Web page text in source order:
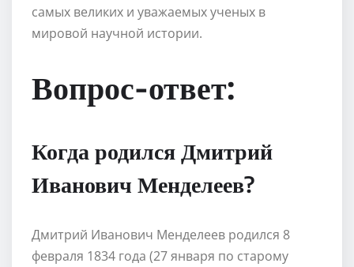
самых великих и уважаемых ученых в
мировой научной истории.
Вопрос-ответ:
Когда родился Дмитрий
Иванович Менделеев?
Дмитрий Иванович Менделеев родился 8
февраля 1834 года (27 января по старому